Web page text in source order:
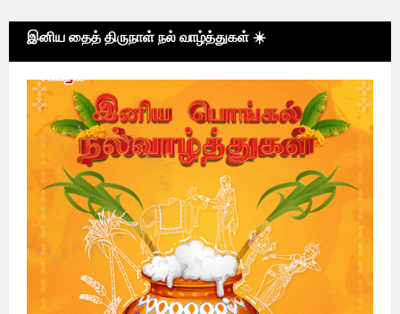
இனிய தைத் திருநாள் நல் வாழ்த்துகள் ☀️